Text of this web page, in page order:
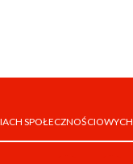
SPOŁECZNOŚCIOWYCH